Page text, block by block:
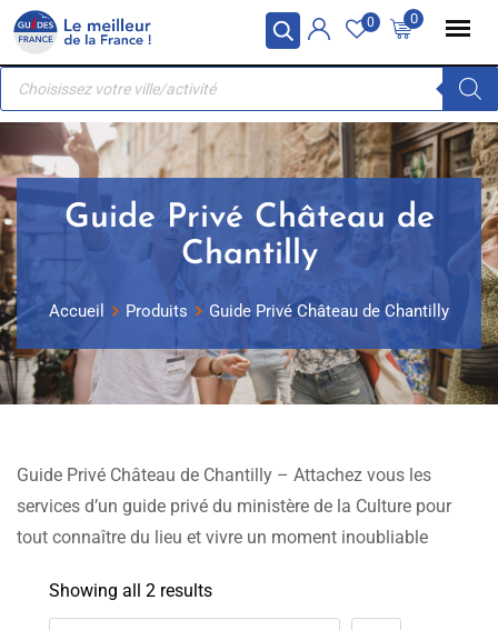
Panneau de gestion des cookies
Skip
content
0
0
Recherche
produits
Guide Privé Château de
Chantilly
Accueil Produits Guide Privé Château de Chantilly
Guide Privé Château de Chantilly – Attachez vous les
services d’un guide privé du ministère de la Culture pour
tout connaître du lieu et vivre un moment inoubliable
Showing all 2 results